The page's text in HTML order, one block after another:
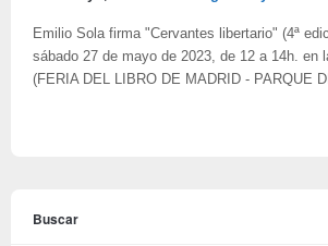
Emilio Sola firma "Cervantes libertario" (4ª
sábado 27 de mayo de 2023, de 12 a 14h. en
(FERIA DEL LIBRO DE MADRID - PARQUE
Buscar